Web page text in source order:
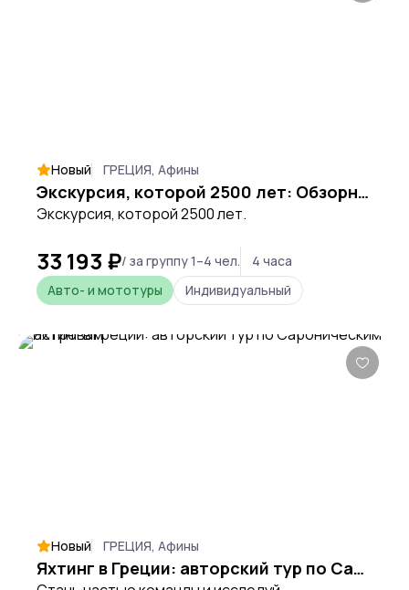
Новый ГРЕЦИЯ, Афины
Экскурсия, которой 2500 лет: Обзорная по Афинам с посещением Акрополя
Экскурсия, которой 2500 лет.
33 193 ₽/ за группу 1–4 чел.
4 часа
Авто- и мототуры
Индивидуальный
Новый ГРЕЦИЯ, Афины
Яхтинг в Греции: авторский тур по Сароническим островам